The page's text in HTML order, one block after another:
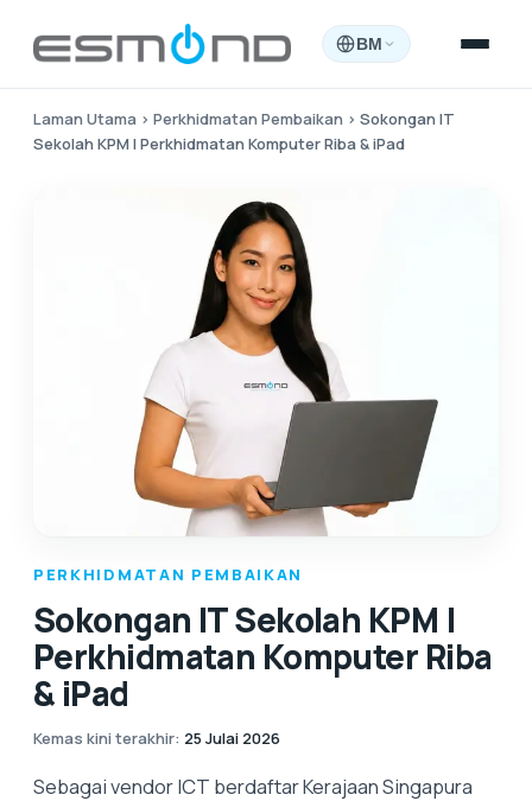
BM
Laman Utama › Perkhidmatan Pembaikan › Sokongan IT
Sekolah KPM | Perkhidmatan Komputer Riba & iPad
PERKHIDMATAN PEMBAIKAN
Sokongan IT Sekolah KPM |
Perkhidmatan Komputer Riba
& iPad
Kemas kini terakhir: 25 Julai 2026
Sebagai vendor ICT berdaftar Kerajaan Singapura